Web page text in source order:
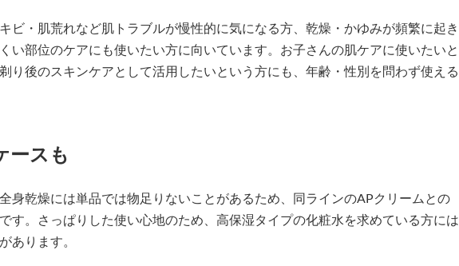
ビ・肌荒れなど肌トラブルが慢性的に気になる方、乾燥・かゆみが頻繁に起き
い部位のケアにも使いたい方に向いています。お子さんの肌ケアに使いたいと
り後のスキンケアとして活用したいという方にも、年齢・性別を問わず使える
ースも
身乾燥には単品では物足りないことがあるため、同ラインのAPクリームとの
す。さっぱりした使い心地のため、高保湿タイプの化粧水を求めている方には
あります。